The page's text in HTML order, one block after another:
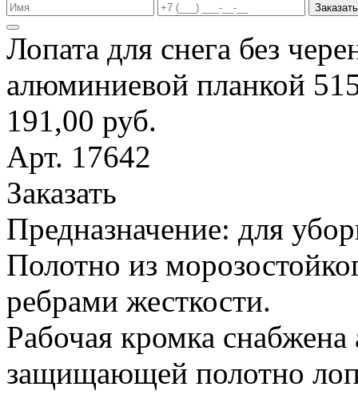
Заказать
Лопата для снега без
алюминиевой планкой
191,00 руб.
Арт. 17642
Заказать
Предназначение: для
Полотно из
ребрами жесткости.
Рабочая кромка
защищающей полотно